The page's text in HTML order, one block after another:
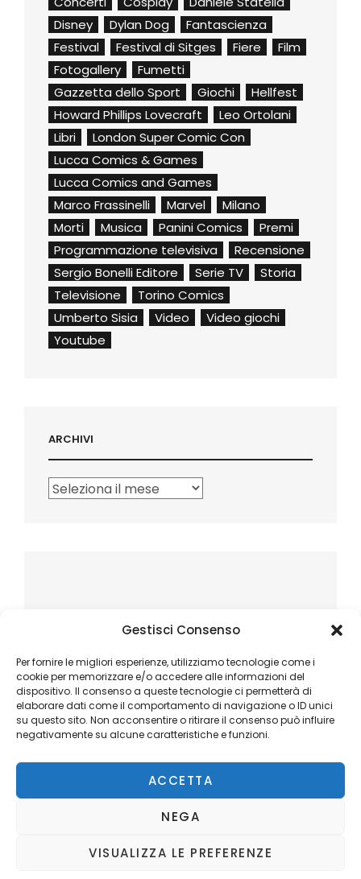
Gestisci Consenso
Per fornire le migliori esperienze, utilizziamo tecnologie come i
cookie per memorizzare e/o accedere alle informazioni del
dispositivo. Il consenso a queste tecnologie ci permetterà di
elaborare dati come il comportamento di navigazione o ID unici
su questo sito. Non acconsentire o ritirare il consenso può influire
negativamente su alcune caratteristiche e funzioni.
ACCETTA
NEGA
VISUALIZZA LE PREFERENZE
Disney
Dylan Dog
Fantascienza
Festival
Festival di Sitges Fiere
Film
Fotogallery
Fumetti
Gazzetta dello Sport
Giochi
Hellfest
Howard Phillips Lovecraft
Leo Ortolani
Libri
London Super Comic Con
Lucca Comics & Games
Lucca Comics and Games
Marco Frassinelli
Marvel
Milano
Morti
Musica Panini Comics
Premi
Programmazione televisiva
Recensione
Sergio Bonelli Editore
Serie TV
Storia
Televisione
Torino Comics
Umberto Sisia
Video
Video giochi
Youtube
ARCHIVI
Archivi
Copyright © 2026Ilblogger.it. All Rights Reserved.